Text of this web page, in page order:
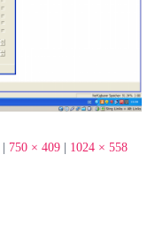
750 × 409 1024 × 558